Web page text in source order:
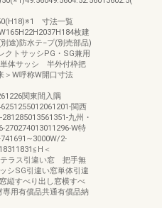
寸法一覧
枚建
途)防水テ−プ(別売部品)
クトサッシPG・SG兼用
体サッシ 半外付枠把
W呼称W開口寸法
関東間入隅
関西
九州・
270274013011296-W特
2-
＜
ラス引違い窓 把手無
シSG引違い窓単体引違
縦すべり出し窓横すべ
専用有償品共通有償品納